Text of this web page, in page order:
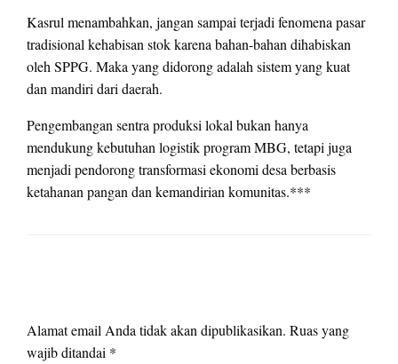
Kasrul menambahkan, jangan sampai terjadi fenomena pasar
tradisional kehabisan stok karena bahan-bahan dihabiskan
oleh SPPG. Maka yang didorong adalah sistem yang kuat
dan mandiri dari daerah.
Pengembangan sentra produksi lokal bukan hanya
mendukung kebutuhan logistik program MBG, tetapi juga
menjadi pendorong transformasi ekonomi desa berbasis
ketahanan pangan dan kemandirian komunitas.***
Alamat email Anda tidak akan dipublikasikan. Ruas yang
wajib ditandai *